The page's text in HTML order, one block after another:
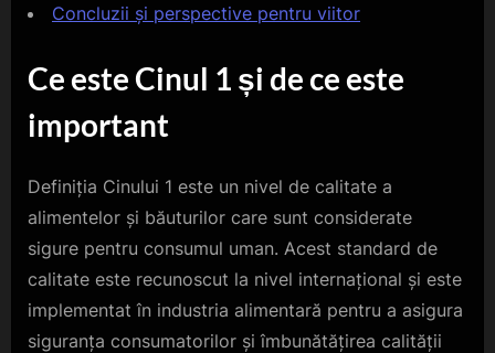
Concluzii și perspective pentru viitor
Ce este Cinul 1 și de ce este
important
Definiția Cinului 1 este un nivel de calitate a
alimentelor și băuturilor care sunt considerate
sigure pentru consumul uman. Acest standard de
calitate este recunoscut la nivel internațional și este
implementat în industria alimentară pentru a asigura
siguranța consumatorilor și îmbunătățirea calității